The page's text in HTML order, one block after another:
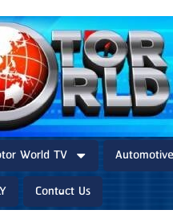
World TV
Contact Us